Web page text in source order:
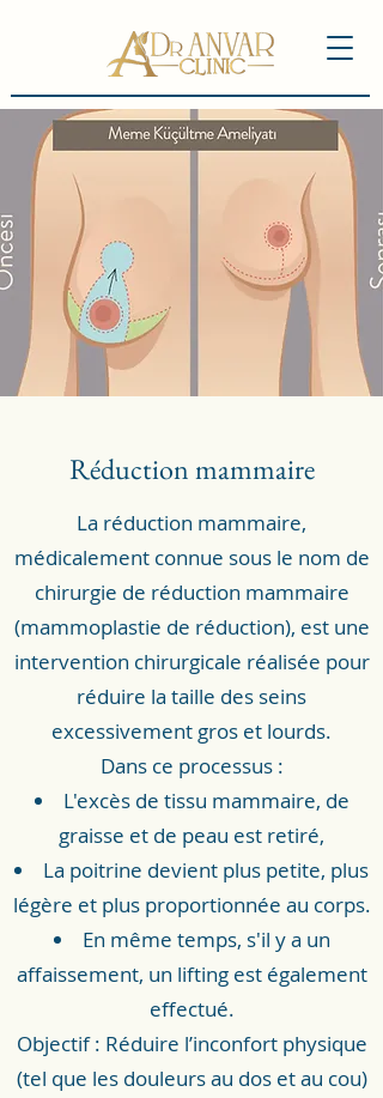
Réduction mammaire
La réduction mammaire,
médicalement connue sous le nom de
chirurgie de réduction mammaire
(mammoplastie de réduction), est une
intervention chirurgicale réalisée pour
réduire la taille des seins
excessivement gros et lourds.
Dans ce processus :
L'excès de tissu mammaire, de
graisse et de peau est retiré,
La poitrine devient plus petite, plus
légère et plus proportionnée au corps.
En même temps, s'il y a un
affaissement, un lifting est également
effectué.
Objectif : Réduire l’inconfort physique
(tel que les douleurs au dos et au cou)